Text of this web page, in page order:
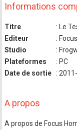
Informations
Titre
: Le
Editeur
:
Studio
:
Plateformes
: PC
Date de sortie
:
A propos
A propos de Focus